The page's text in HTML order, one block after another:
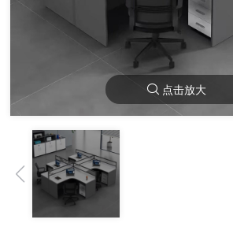
点击放大